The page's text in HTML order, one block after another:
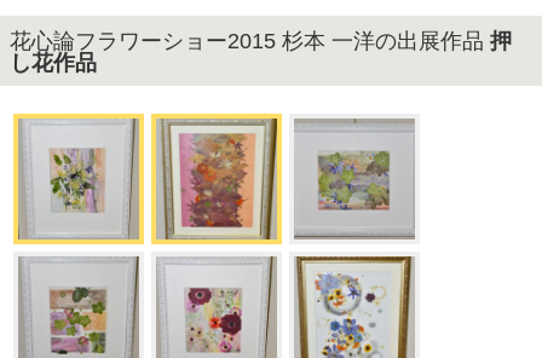
花心論フラワーショー2015 杉本 一洋の出展作品 押
し花作品